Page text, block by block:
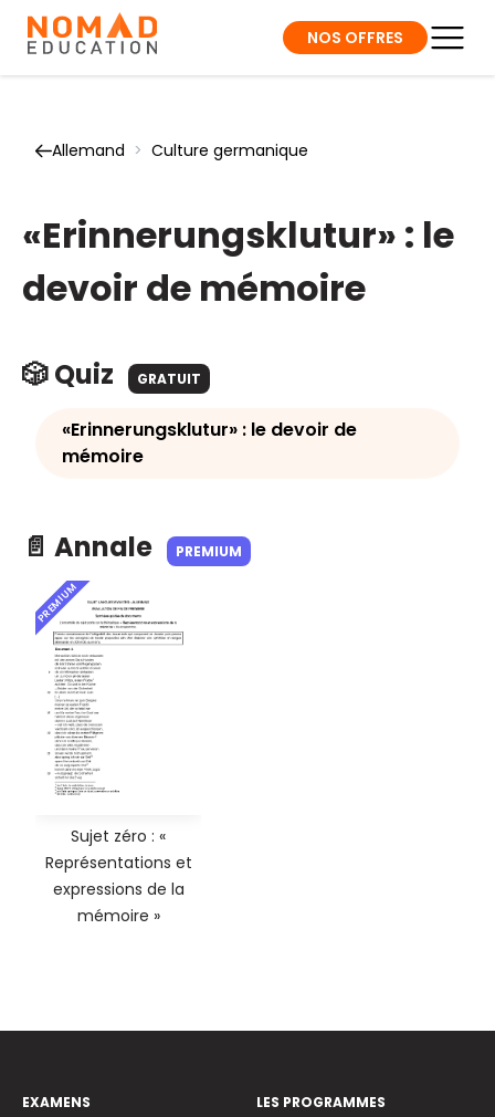
NOS OFFRES
Allemand > Culture germanique
«Erinnerungsklutur» : le
devoir de mémoire
🎲 Quiz GRATUIT
«Erinnerungsklutur» : le devoir de
mémoire
📄 Annale PREMIUM
PREMIUM
Sujet zéro : «
Représentations et
expressions de la
mémoire »
EXAMENS
LES PROGRAMMES